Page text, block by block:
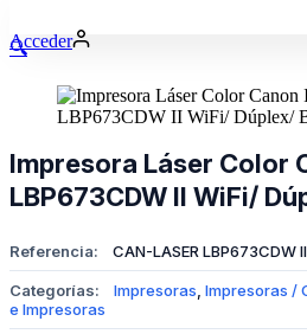
Acceder
🔍
Impresora Láser Color
LBP673CDW II WiFi/
Referencia: CAN-LASER LBP673CDW II
Categorías: Impresoras Impresoras /
e Impresoras